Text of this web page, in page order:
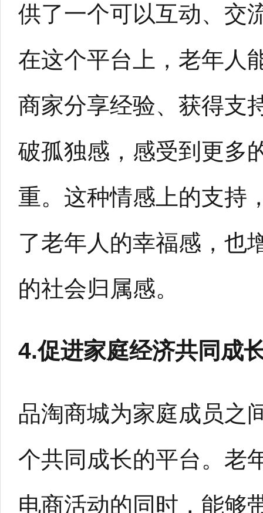
供了一个可以互动、交
在这个平台上，老年人
商家分享经验、获得支
破孤独感，感受到更多
重。这种情感上的支持
了老年人的幸福感，也
的社会归属感。
4.促进家庭经济共同成
品淘商城为家庭成员之
个共同成长的平台。老
电商活动的同时，能够